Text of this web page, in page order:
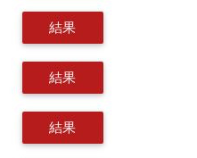
結果
結果
結果